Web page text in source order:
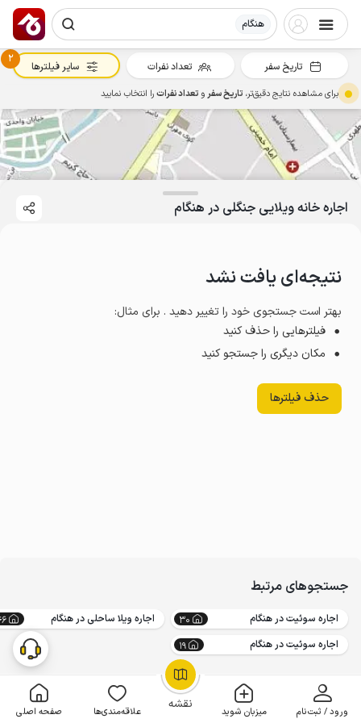
هنگام
نقشه ورود / ثبت‌نام میزبان شوید علاقه‌مندی‌ها صفحه اصلی
OpenStreetMap
اجاره خانه ویلایی جنگلی در هنگام
نتیجه‌ای یافت نشد
بهتر است جستجوی خود را تغییر دهید . برای مثال:
فیلترهایی را حذف کنید
مکان دیگری را جستجو کنید
حذف فیلترها
جستجوهای مرتبط
اجاره سوئیت در هنگام 30 اجاره ویلا ساحلی در هنگام
اجاره سوئیت در هنگام
19
تاریخ سفر تعداد نفرات
2
سایر فیلترها
برای مشاهده نتایج دقیق‌تر، تاریخ سفرو تعداد نفراترا انتخاب نمایید